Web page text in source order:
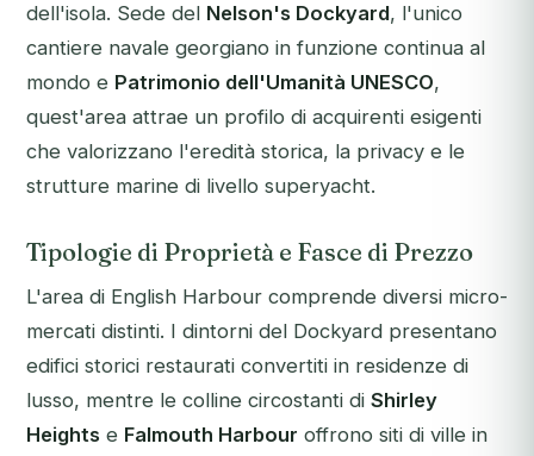
dell'isola. Sede del Nelson's Dockyard, l'unico
cantiere navale georgiano in funzione continua al
mondo e Patrimonio dell'Umanità UNESCO,
quest'area attrae un profilo di acquirenti esigenti
che valorizzano l'eredità storica, la privacy e le
strutture marine di livello superyacht.
Tipologie di Proprietà e Fasce di Prezzo
L'area di English Harbour comprende diversi micro-
mercati distinti. I dintorni del Dockyard presentano
edifici storici restaurati convertiti in residenze di
lusso, mentre le colline circostanti di Shirley
Heights e Falmouth Harbour offrono siti di ville in